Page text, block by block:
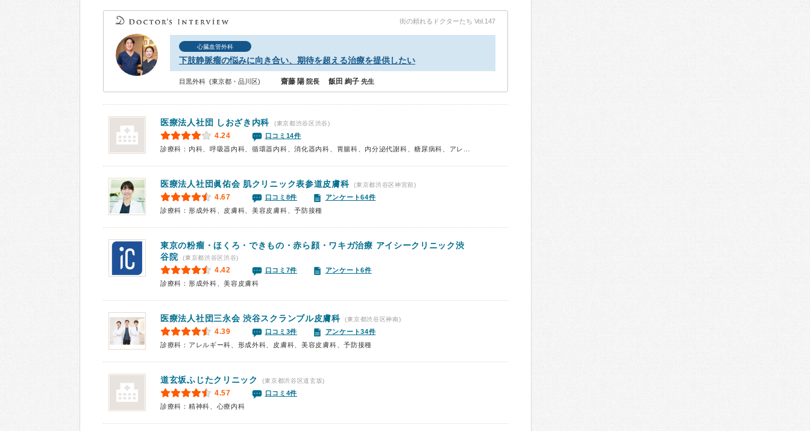
街の頼れるドクターたち Vol.147
心臓血管外科
下肢静脈瘤の悩みに向き合い、期待を超える治療を提供したい
目黒外科 (東京都・品川区) 齋藤 陽 院長 飯田 絢子 先生
医療法人社団 しおざき内科 (東京都渋谷区渋谷)
4.24
口コミ14件
医療法人社団眞佑会 肌クリニック表参道皮膚科 (東京都渋谷区神宮前)
4.67 口コミ8件
アンケート64件
診療科：形成外科、皮膚科、美容皮膚科、予防接種
東京の粉瘤・ほくろ・できもの・赤ら顔・ワキガ治療 アイシークリニック渋
谷院
(東京都渋谷区渋谷)
4.42 口コミ7件
アンケート6件
診療科：形成外科、美容皮膚科
医療法人社団三永会 渋谷スクランブル皮膚科 (東京都渋谷区神南)
4.39 口コミ3件
アンケート34件
診療科：アレルギー科、形成外科、皮膚科、美容皮膚科、予防接種
道玄坂ふじたクリニック (東京都渋谷区道玄坂)
4.57
口コミ4件
診療科：精神科、心療内科